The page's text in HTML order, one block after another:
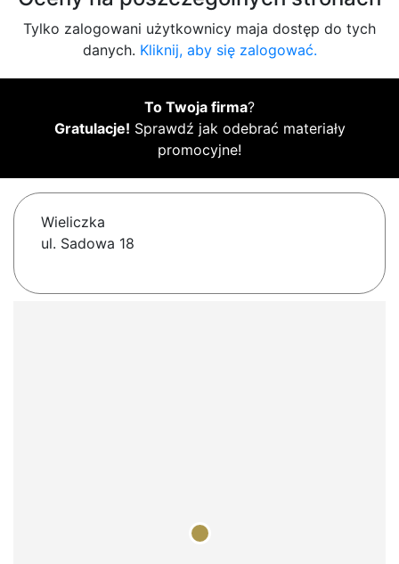
Tylko zalogowani użytkownicy maja dostęp do tych
danych. Kliknij, aby się zalogować.
To Twoja firma?
Gratulacje! Sprawdź jak odebrać materiały
promocyjne!
Wieliczka
ul. Sadowa 18